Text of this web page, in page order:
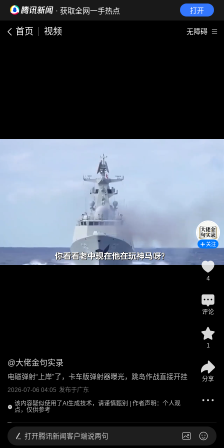
· 获取全网一手热点 打开
首页 视频 无障碍
@大佬金句实录
电磁弹射“上岸”了，卡车版弹射器曝光，跳岛作战直接开挂
2026-07-06 04:05 发布于广东
该内容疑似使用了AI生成技术，请谨慎甄别 | 作者声明：个人观
点，仅供参考
关注
4
评论
1
分享
打开腾讯新闻客户端说两句